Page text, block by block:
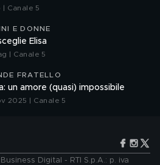
| Canale 5
E DONNE
Elisa
| Canale 5
FRATELLO
un amore (quasi) impossibile
2025 | Canale 5
Digital - RTI S.p.A.: p. iva